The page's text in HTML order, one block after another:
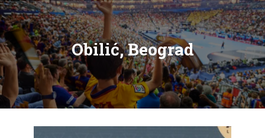
Obilić, Beograd